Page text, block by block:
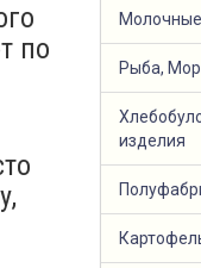
по
Рыба,
изделия